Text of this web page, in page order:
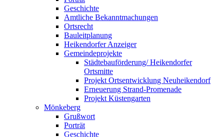
Geschichte
Amtliche Bekanntmachungen
Ortsrecht
Bauleitplanung
Heikendorfer Anzeiger
Gemeindeprojekte
Städtebauförderung/ Heikendorfer
Ortsmitte
Projekt Ortsentwicklung Neuheikendorf
Erneuerung Strand-Promenade
Projekt Küstengarten
Mönkeberg
Grußwort
Porträt
Geschichte